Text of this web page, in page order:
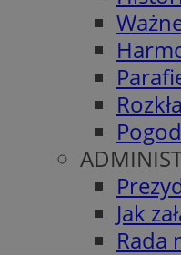
Jak
Rada